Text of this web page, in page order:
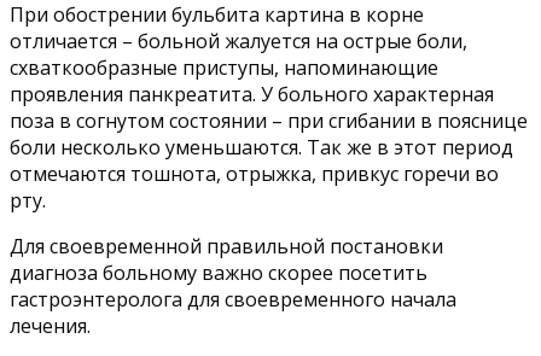
При обострении бульбита картина в корне
отличается – больной жалуется на острые боли,
схваткообразные приступы, напоминающие
проявления панкреатита. У больного характерная
поза в согнутом состоянии – при сгибании в пояснице
боли несколько уменьшаются. Так же в этот период
отмечаются тошнота, отрыжка, привкус горечи во
рту.
Для своевременной правильной постановки
диагноза больному важно скорее посетить
гастроэнтеролога для своевременного начала
лечения.